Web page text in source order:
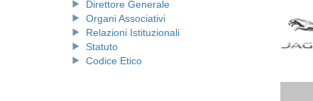
Direttore Generale
Organi Associativi
Relazioni Istituzionali
Statuto
Codice Etico